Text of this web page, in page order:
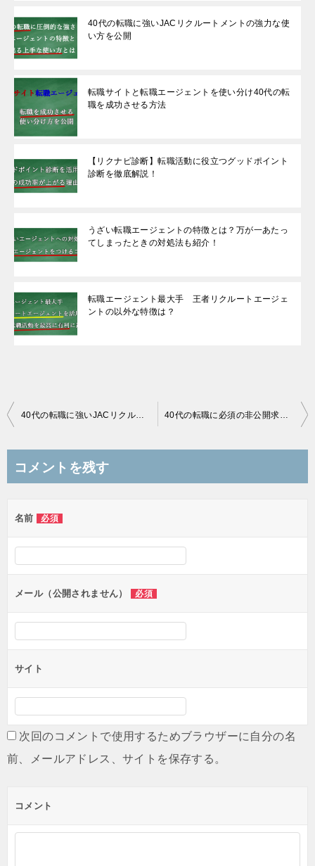
40代の転職に強いJACリクルートメントの強力な使
い方を公開
転職サイトと転職エージェントを使い分け40代の転
職を成功させる方法
【リクナビ診断】転職活動に役立つグッドポイント
診断を徹底解説！
うざい転職エージェントの特徴とは？万が一あたっ
てしまったときの対処法も紹介！
転職エージェント最大手 王者リクルートエージェ
ントの以外な特徴は？
投
ビ
ー
シ
ン
40代の転職に強いJACリクルートメントの強力な使い方を公開 40代の転職に必須の非公開求人情報の秘密と活用方法
コメントを残す
名前 必須
メール（公開されません） 必須
サイト
次回のコメントで使用するためブラウザーに自分の名
前、メールアドレス、サイトを保存する。
コメント